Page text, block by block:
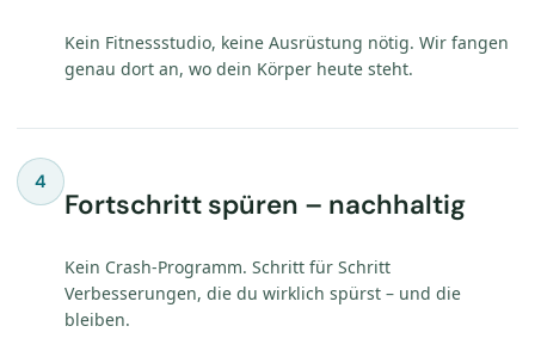
Kein Fitnessstudio, keine Ausrüstung nötig. Wir fangen
genau dort an, wo dein Körper heute steht.
4
Fortschritt spüren – nachhaltig
Kein Crash-Programm. Schritt für Schritt
Verbesserungen, die du wirklich spürst – und die
bleiben.